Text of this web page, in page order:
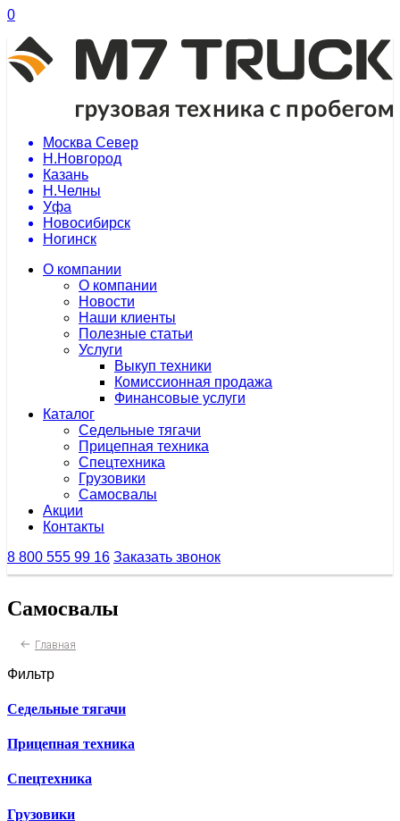
0
Москва Север
Н.Новгород
Казань
Н.Челны
Уфа
Новосибирск
Ногинск
О компании
О компании
Новости
Наши клиенты
Полезные статьи
Услуги
Выкуп техники
Комиссионная продажа
Финансовые услуги
Каталог
Седельные тягачи
Прицепная техника
Спецтехника
Грузовики
Самосвалы
Акции
Контакты
8 800 555 99 16 Заказать звонок
Самосвалы
Главная
Фильтр
Седельные тягачи
Прицепная техника
Спецтехника
Грузовики